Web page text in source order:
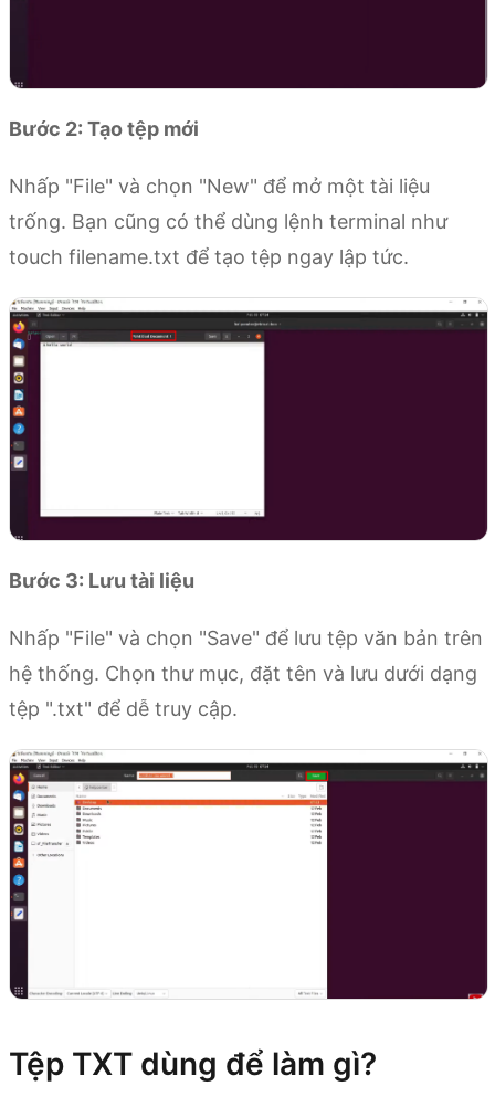
Bước 2: Tạo tệp mới
Nhấp "File" và chọn "New" để mở một tài liệu
trống. Bạn cũng có thể dùng lệnh terminal như
touch filename.txt để tạo tệp ngay lập tức.
Bước 3: Lưu tài liệu
Nhấp "File" và chọn "Save" để lưu tệp văn bản trên
hệ thống. Chọn thư mục, đặt tên và lưu dưới dạng
tệp ".txt" để dễ truy cập.
Tệp TXT dùng để làm gì?